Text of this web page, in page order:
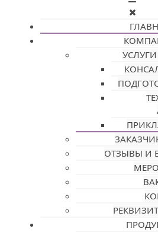
ОТЗЫВЫ И